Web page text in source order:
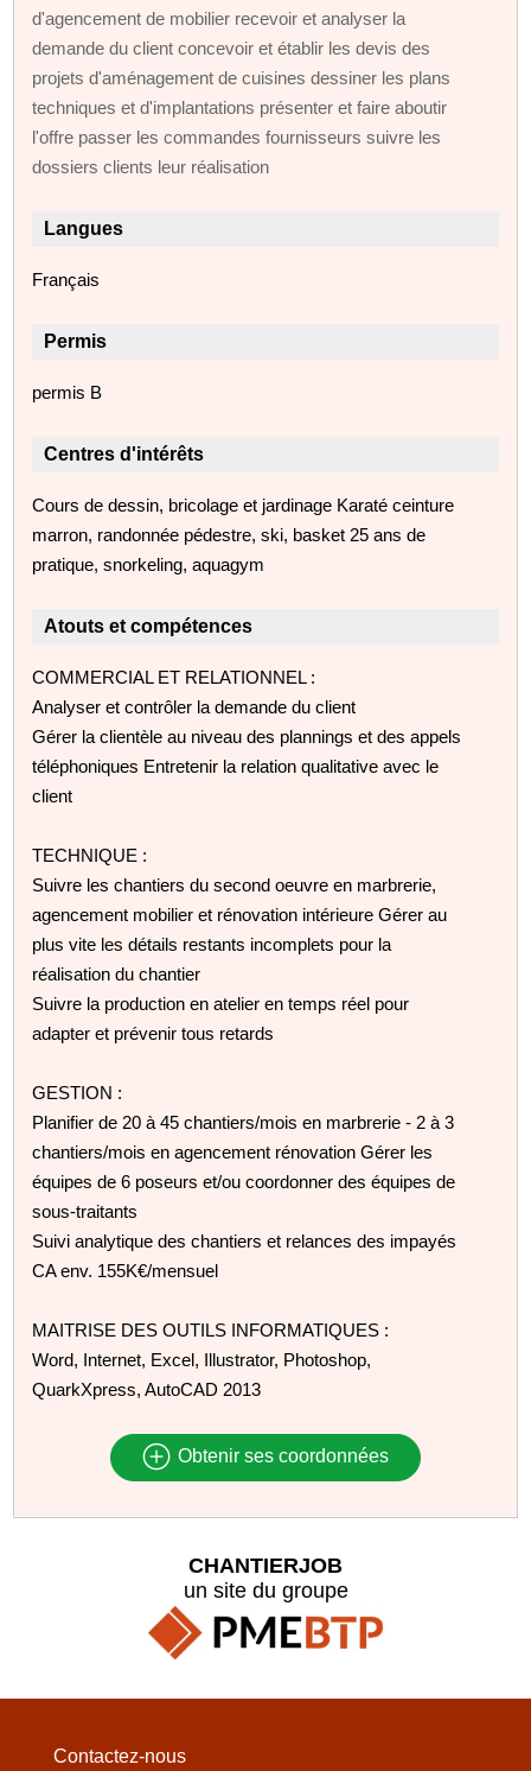
d'agencement de mobilier recevoir et analyser la
demande du client concevoir et établir les devis des
projets d'aménagement de cuisines dessiner les plans
techniques et d'implantations présenter et faire aboutir
l'offre passer les commandes fournisseurs suivre les
dossiers clients leur réalisation
Langues
Français
Permis
permis B
Centres d'intérêts
Cours de dessin, bricolage et jardinage Karaté ceinture
marron, randonnée pédestre, ski, basket 25 ans de
pratique, snorkeling, aquagym
Atouts et compétences
COMMERCIAL ET RELATIONNEL :
Analyser et contrôler la demande du client
Gérer la clientèle au niveau des plannings et des appels
téléphoniques Entretenir la relation qualitative avec le
client
TECHNIQUE :
Suivre les chantiers du second oeuvre en marbrerie,
agencement mobilier et rénovation intérieure Gérer au
plus vite les détails restants incomplets pour la
réalisation du chantier
Suivre la production en atelier en temps réel pour
adapter et prévenir tous retards
GESTION :
Planifier de 20 à 45 chantiers/mois en marbrerie - 2 à 3
chantiers/mois en agencement rénovation Gérer les
équipes de 6 poseurs et/ou coordonner des équipes de
sous-traitants
Suivi analytique des chantiers et relances des impayés
CA env. 155K€/mensuel
MAITRISE DES OUTILS INFORMATIQUES :
Word, Internet, Excel, Illustrator, Photoshop,
QuarkXpress, AutoCAD 2013
Obtenir ses coordonnées
CHANTIERJOB
un site du groupe
Contactez-nous